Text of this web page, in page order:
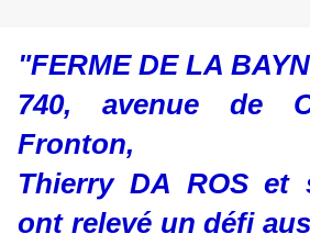
"FERME DE LA
740, avenue de
Fronton,
Thierry DA ROS et
ont relevé un défi